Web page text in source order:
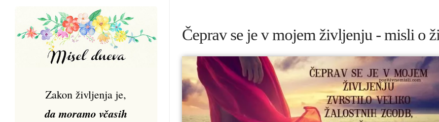
Čeprav se je v mojem življenju - misli o
Zakon življenja je,
da moramo včasih